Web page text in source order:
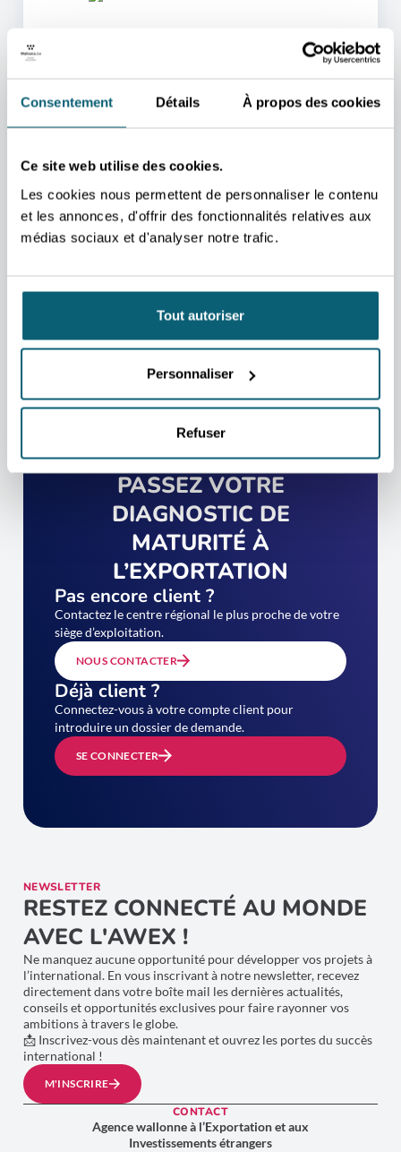
Consentement Détails À propos des cookies
Ce site web utilise des cookies.
Les cookies nous permettent de personnaliser le contenu
et les annonces, d'offrir des fonctionnalités relatives aux
médias sociaux et d'analyser notre trafic.
Tout autoriser
Personnaliser
Refuser
POURRA VOUS AIDER
Nous nous occupons de vous rediriger vers la
personne qui vous aidera au mieux.
PRENDRE CONTACT
PASSEZ VOTRE
DIAGNOSTIC DE
MATURITÉ À
L’EXPORTATION
Pas encore client ?
Contactez le centre régional le plus proche de votre
siège d’exploitation.
NOUS CONTACTER
Déjà client ?
Connectez-vous à votre compte client pour
introduire un dossier de demande.
SE CONNECTER
NEWSLETTER
RESTEZ CONNECTÉ AU MONDE
AVEC L'AWEX !
Ne manquez aucune opportunité pour développer vos projets à
l’international. En vous inscrivant à notre newsletter, recevez
directement dans votre boîte mail les dernières actualités,
conseils et opportunités exclusives pour faire rayonner vos
ambitions à travers le globe.
📩 Inscrivez-vous dès maintenant et ouvrez les portes du succès
international !
M'INSCRIRE
CONTACT
Agence wallonne à l’Exportation et aux
Investissements étrangers